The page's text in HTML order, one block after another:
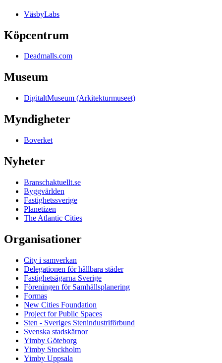
VäsbyLabs
Köpcentrum
Deadmalls.com
Museum
DigitaltMuseum (Arkitekturmuseet)
Myndigheter
Boverket
Nyheter
Branschaktuellt.se
Byggvärlden
Fastighetssverige
Planetizen
The Atlantic Cities
Organisationer
City i samverkan
Delegationen för hållbara städer
Fastighetsägarna Sverige
Föreningen för Samhällsplanering
Formas
New Cities Foundation
Project for Public Spaces
Sten - Sveriges Stenindustriförbund
Svenska stadskärnor
Yimby Göteborg
Yimby Stockholm
Yimby Uppsala